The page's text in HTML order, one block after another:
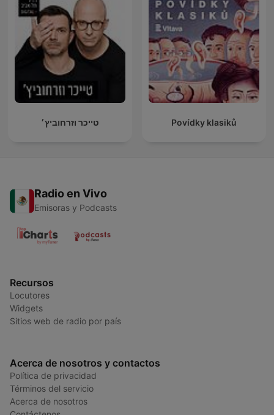
טייכר וזרחוביץ׳ Povídky klasiků
Radio en Vivo
Emisoras y Podcasts
Recursos
Locutores
Widgets
Sitios web de radio por país
Acerca de nosotros y contactos
Política de privacidad
Términos del servicio
Acerca de nosotros